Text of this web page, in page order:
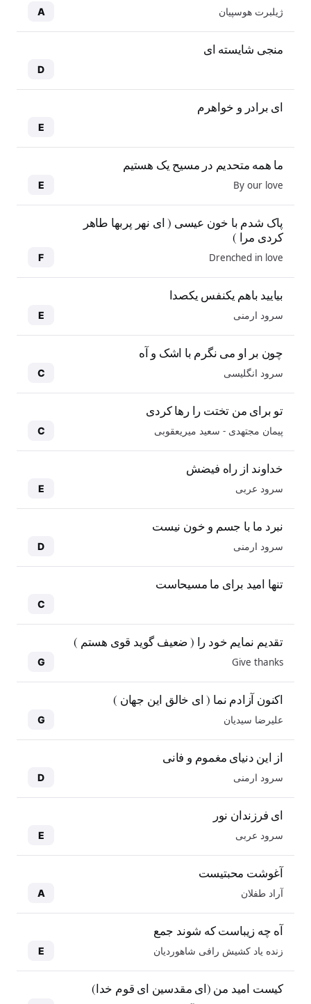
ژیلبرت هوسپیان A
منجی شایسته ای
D
ای برادر و خواهرم
E
ما همه متحدیم در مسیح یک هستیم
By our love
E
پاک شدم با خون عیسی ( ای نهر پربها طاهر
کردی مرا )
Drenched in love
F
بیایید باهم یکنفس یکصدا
سرود ارمنی E
چون بر او می نگرم با اشک و آه
سرود انگلیسی C
تو برای من تختت را رها کردی
پیمان مجتهدی - سعید میریعقوبی C
خداوند از راه فیضش
سرود عربی E
نبرد ما با جسم و خون نیست
سرود ارمنی D
تنها امید برای ما مسیحاست
C
تقدیم نمایم خود را ( ضعیف گوید قوی هستم )
Give thanks
G
اکنون آزادم نما ( ای خالق این جهان )
علیرضا سیدیان G
از این دنیای مغموم و فانی
سرود ارمنی D
ای فرزندان نور
سرود عربی E
آغوشت محبتیست
آراد طفلان A
آه چه زیباست که شوند جمع
زنده یاد کشیش رافی شاهوردیان E
کیست امید من (ای مقدسین ای قوم خدا)